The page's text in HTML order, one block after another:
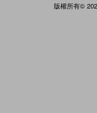
版權所有©